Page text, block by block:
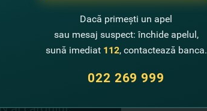
Dacă primești un apel
sau mesaj suspect: închide apelul,
sună imediat 112, contactează banca.
022 269 999